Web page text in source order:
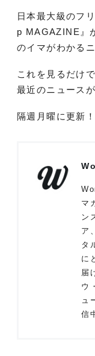
日本最大級のフ
p MAGAZINE』
のイマがわかる
これを見るだけ
最近のニュース
隔週月曜に更新！
マ
ン
ア
タ
に
届
ウ
ュ
信